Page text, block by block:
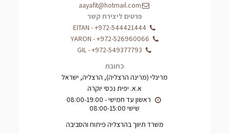
aayafit@hotmail.com
פרטים ליצירת קשר
+972-544421444
-
EITAN
+972-526960066
-
YARON
+972-549377793
-
GIL
כתובת
מרינלי (מרינה הרצליה), הרצליה, ישראל
א.א. יפית נכסי יוקרה
שישי 08:00-15:00
משרד תיווך בהרצליה פיתוח והסביבה